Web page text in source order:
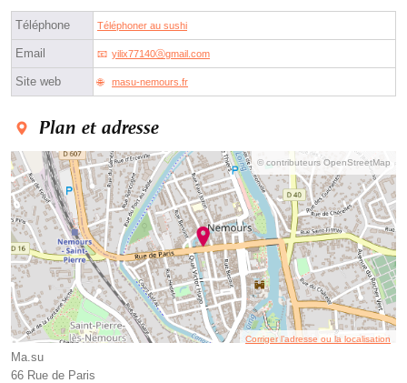
Téléphone Téléphoner au sushi
Email yilix77140ⓐgmail.com
Site web masu-nemours.fr
Plan et adresse
© contributeurs OpenStreetMap
Corriger l’adresse ou la localisation
Ma.su
66 Rue de Paris